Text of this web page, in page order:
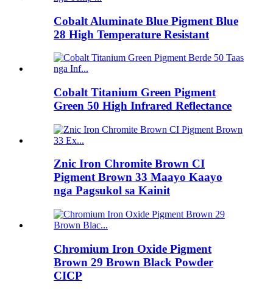
Cobalt Aluminate Blue Pigment Blue
28 High Temperature Resistant
Cobalt Titanium Green Pigment
Green 50 High Infrared Reflectance
Znic Iron Chromite Brown CI
Pigment Brown 33 Maayo Kaayo
nga Pagsukol sa Kainit
Chromium Iron Oxide Pigment
Brown 29 Brown Black Powder
CICP